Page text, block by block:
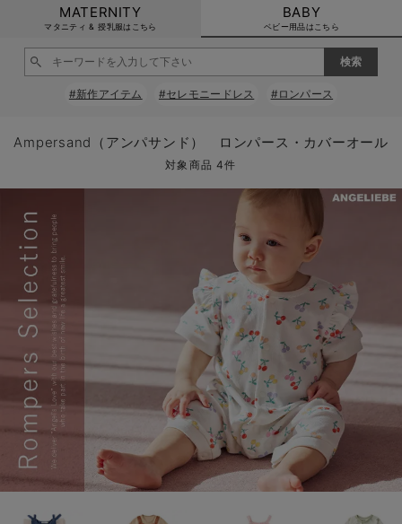
新生児服全て
ツーウェイオール・2WAYオール（新生児）
ベビー服全て
ロンパース・カバーオール
ベビー スカート
ベビートップス
ベビー アウター
ベビー セットアップ
スタイ・よだれかけ（新生児・ベビー）
ベビー帽子（新生児・乳児）
新生児スリーパー・ベビーパジャマ
ベビーシューズ・ファーストシューズ・ベビー靴下
シーズンアイテム全て
ベビー・新生児 寝具全て
ベビーベッド・布団 （ベビー・新生児）
ベビー 雑貨全て
ベビーチェア（ハイローチェア）・ベビーラック
ベビー安全グッズ
ベビーおもちゃ
メモリアルグッズ
授乳・調乳・お食事
哺乳瓶
赤ちゃん 洗剤・洗濯用品・お掃除
赤ちゃん お風呂・ベビースキンケア
おむつ関連グッズ
お出かけグッズ全て
ベビー｜季節の特集全て
猛暑からベビーを守るひんやりグッズ
ベビー 夏のお役立ちグッズ特集
【素材別】ベビーロンパース特集
袴ロンパース特集
アウトレット全て
【アウトレット】ワンピース
【アウトレット】インナー
【アウトレット】ベビー
特集全て
抗菌防臭加工
冷房対策
接触冷感素材
Tシャツブラ
ブラトップ
親子セット
快適機能ウェア特集 トップス
快適機能ウェア特集 ボトムス
快適機能ウェア特集 パジャマ
再入荷全て
再入荷｜インナー
戻る
送料無料アイテム全て
ワンピース
スカート
パジャマ
インナー
雑貨
ベビー
戻る
ブラキャミ おまとめ
MAX55%OFF ブラック
戻る
【37周年祭セール】
【37周年祭セール】
戻る
気温差別オススメア
【15℃】3月下旬～
戻る
動きやすく着回しで
戻る
強撚スムース(コスパ
戻る
マタニティウェア
【おまとめ割】パジ
戻る
こだわりの履き心地
カジュアル
オフィス
戻る
ジャケット派
きれいめ美脚パンツ派
ツィード派
王道シンプル派
セットアップ派
戻る
出産準備応援割全て
マタニティパジャマ
戻る
【オフィスカジュア
戻る
レギンスタイプ
戻る
【フォーマル】ワン
戻る
【ベビー】長袖
戻る
ハンカチ
短肌着
セット
戻る
快適ウェア10%OFF
快適ウェア10%OFF
戻る
春のマタニティワン
セットアップ・ レイ
ジャンパースカート/
ワーク・オフィス
カジュアル
フォーマル / オケー
あったかアイテム｜
戻る
Gift Selection 出産
〜3,000円（税込）
10,001円（税込）〜
女の子におススメの
男の子におススメの
定番ギフト
もらって嬉しいギフト
かわいくておもしろ
何枚あっても嬉しい
長く使えるアイテム
お部屋映えアイテム
戻る
冬の冷え対策インナ
薄くてあったか
保温&リカバリー
レギンス・タイツ
カップ付きインナー
あったか度◎
裏起毛素材
戻る
入院準備の持ち物チ
入院してすぐ使うグ
戻る
冬のあったか特集全て
【冬のあったか特集
【冬のあったか特集
MATERNITY
マタニティ & 授乳服はこちら
BABY
ベビー用品はこちら
#新作アイテム #セレモニードレス #ロンパース
Ampersand（アンパサンド） ロンパース・カバーオール
対象商品 4件
カートに入れる
閉じる